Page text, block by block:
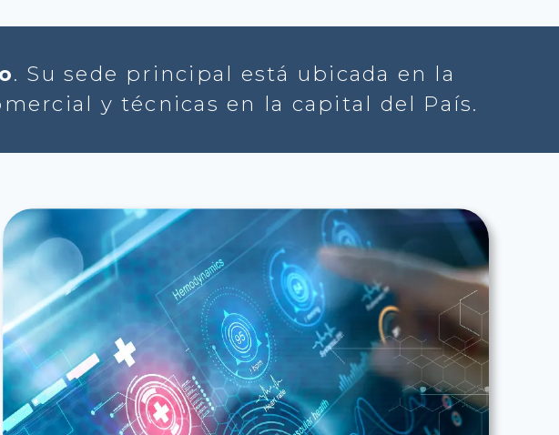
. Su sede principal está ubicada en la
y técnicas en la capital del País.